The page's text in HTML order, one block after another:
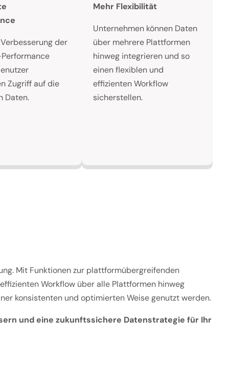
der
Zugriff auf die
Daten.
Mehr Flexibilität
Unternehmen können Daten
über mehrere Plattformen
hinweg integrieren und so
einen flexiblen und
effizienten Workflow
sicherstellen.
Mit Funktionen zur plattformübergreifenden
Workflow über alle Plattformen hinweg
konsistenten und optimierten Weise genutzt werden.
und eine zukunftssichere Datenstrategie für Ihr